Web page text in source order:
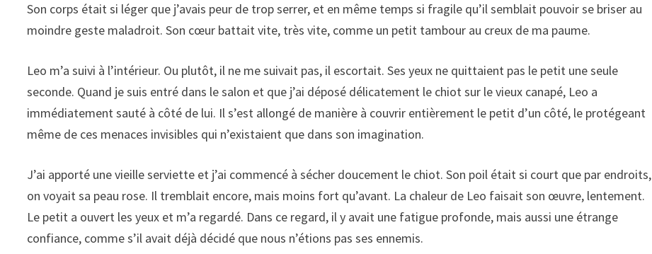
Son corps était si léger que j’avais peur de trop serrer, et en même temps si fragile qu’il semblait pouvoir se briser au
moindre geste maladroit. Son cœur battait vite, très vite, comme un petit tambour au creux de ma paume.
Leo m’a suivi à l’intérieur. Ou plutôt, il ne me suivait pas, il escortait. Ses yeux ne quittaient pas le petit une seule
seconde. Quand je suis entré dans le salon et que j’ai déposé délicatement le chiot sur le vieux canapé, Leo a
immédiatement sauté à côté de lui. Il s’est allongé de manière à couvrir entièrement le petit d’un côté, le protégeant
même de ces menaces invisibles qui n’existaient que dans son imagination.
J’ai apporté une vieille serviette et j’ai commencé à sécher doucement le chiot. Son poil était si court que par endroits,
on voyait sa peau rose. Il tremblait encore, mais moins fort qu’avant. La chaleur de Leo faisait son œuvre, lentement.
Le petit a ouvert les yeux et m’a regardé. Dans ce regard, il y avait une fatigue profonde, mais aussi une étrange
confiance, comme s’il avait déjà décidé que nous n’étions pas ses ennemis.